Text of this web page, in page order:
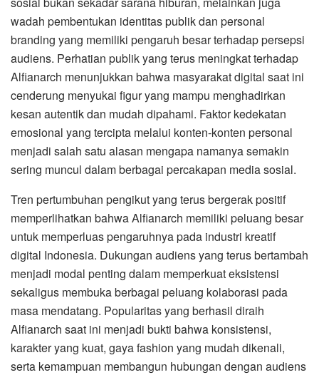
wadah pembentukan identitas publik dan personal
branding yang memiliki pengaruh besar terhadap persepsi
audiens. Perhatian publik yang terus meningkat terhadap
Alfianarch menunjukkan bahwa masyarakat digital saat ini
cenderung menyukai figur yang mampu menghadirkan
kesan autentik dan mudah dipahami. Faktor kedekatan
emosional yang tercipta melalui konten-konten personal
menjadi salah satu alasan mengapa namanya semakin
sering muncul dalam berbagai percakapan media sosial.
Tren pertumbuhan pengikut yang terus bergerak positif
memperlihatkan bahwa Alfianarch memiliki peluang besar
untuk memperluas pengaruhnya pada industri kreatif
digital Indonesia. Dukungan audiens yang terus bertambah
menjadi modal penting dalam memperkuat eksistensi
sekaligus membuka berbagai peluang kolaborasi pada
masa mendatang. Popularitas yang berhasil diraih
Alfianarch saat ini menjadi bukti bahwa konsistensi,
karakter yang kuat, gaya fashion yang mudah dikenali,
serta kemampuan membangun hubungan dengan audiens